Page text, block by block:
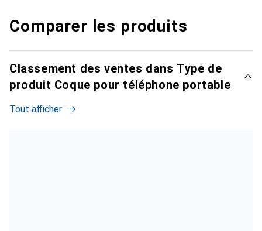
Comparer les produits
Classement des ventes dans Type de
produit Coque pour téléphone portable
Tout afficher